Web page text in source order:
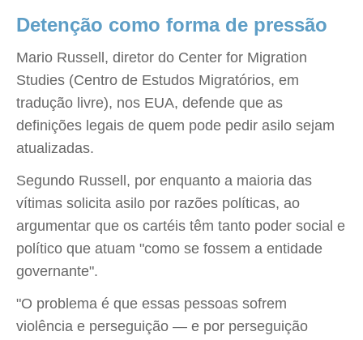
Detenção como forma de pressão
Mario Russell, diretor do Center for Migration
Studies (Centro de Estudos Migratórios, em
tradução livre), nos EUA, defende que as
definições legais de quem pode pedir asilo sejam
atualizadas.
Segundo Russell, por enquanto a maioria das
vítimas solicita asilo por razões políticas, ao
argumentar que os cartéis têm tanto poder social e
político que atuam "como se fossem a entidade
governante".
"O problema é que essas pessoas sofrem
violência e perseguição — e por perseguição